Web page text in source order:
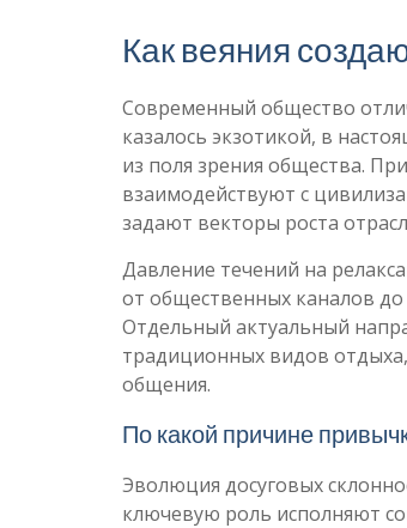
Как веяния
Современный общество
казалось экзотикой, в
из поля зрения общества.
взаимодействуют с
задают векторы роста
Давление течений на
от общественных каналов
Отдельный актуальный
традиционных видов
общения.
По какой причине
Эволюция досуговых
ключевую роль исполняют